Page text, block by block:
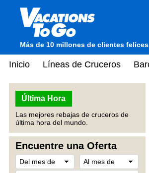
Más de 10 millones de clientes
Inicio Líneas de Cruceros
Última Hora
Las mejores rebajas de cruceros de
última hora del mundo.
Encuentre una Oferta